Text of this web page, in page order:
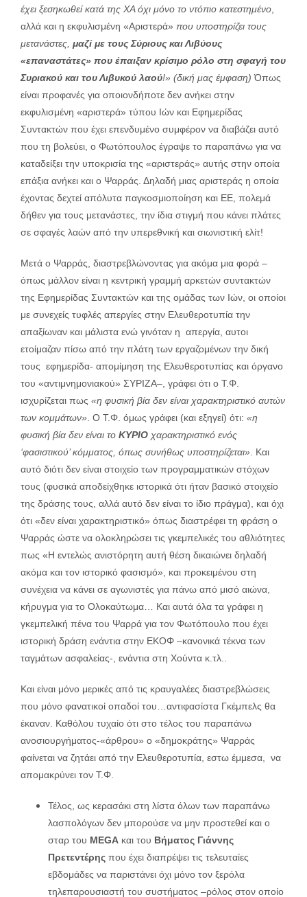
έχει ξεσηκωθεί κατά της ΧΑ όχι μόνο το ντόπιο κατεστημένο
αλλά και η εκφυλισμένη «Αριστερά» που υποστηρίζει τους
μετανάστες, μαζί με τους Σύριους και Λιβύους
«επαναστάτες» που έπαιξαν κρίσιμο ρόλο στη σφαγή του
Συριακού και του Λιβυκού λαού!» (δική μας έμφαση)Όπως
είναι προφανές για οποιονδήποτε δεν ανήκει στην
εκφυλισμένη «αριστερά» τύπου Ιών και Εφημερίδας
Συντακτών που έχει επενδυμένο συμφέρον να διαβάζει αυτό
που τη βολεύει, ο Φωτόπουλος έγραψε το παραπάνω για να
καταδείξει την υποκρισία της «αριστεράς» αυτής στην οποία
επάξια ανήκει και ο Ψαρράς. Δηλαδή μιας αριστεράς η οποία
έχοντας δεχτεί απόλυτα παγκοσμιοποίηση και ΕΕ, πολεμά
δήθεν για τους μετανάστες, την ίδια στιγμή που κάνει πλάτες
σε σφαγές λαών από την υπερεθνική και σιωνιστική ελίτ!
Μετά ο Ψαρράς, διαστρεβλώνοντας για ακόμα μια φορά –
όπως μάλλον είναι η κεντρική γραμμή αρκετών συντακτών
της Εφημερίδας Συντακτών και της ομάδας των Ιών, οι οποίοι
με συνεχείς τυφλές απεργίες στην Ελευθεροτυπία την
απαξίωναν και μάλιστα ενώ γινόταν η απεργία, αυτοι
ετοίμαζαν πίσω από την πλάτη των εργαζομένων την δική
τους εφημερίδα- απομίμηση της Ελευθεροτυπίας και όργανο
του «αντιμνημονιακού» ΣΥΡΙΖΑ–, γράφει ότι ο Τ.Φ.
ισχυρίζεται πως «η φυσική βία δεν είναι χαρακτηριστικό αυτών
των κομμάτων» . Ο Τ.Φ. όμως γράφει (και εξηγεί) ότι: «η
φυσική βία δεν είναι το ΚΥΡΙΟ χαρακτηριστικό ενός
‘φασιστικού’ κόμματος, όπως συνήθως υποστηρίζεται» . Και
αυτό διότι δεν είναι στοιχείο των προγραμματικών στόχων
τους (φυσικά αποδείχθηκε ιστορικά ότι ήταν βασικό στοιχείο
της δράσης τους, αλλά αυτό δεν είναι το ίδιο πράγμα), και όχι
ότι «δεν είναι χαρακτηριστικό» όπως διαστρέφει τη φράση ο
Ψαρράς ώστε να ολοκληρώσει τις γκεμπελικές του αθλιότητες
πως «Η εντελώς ανιστόρητη αυτή θέση δικαιώνει δηλαδή
ακόμα και τον ιστορικό φασισμό», και προκειμένου στη
συνέχεια να κάνει σε αγωνιστές για πάνω από μισό αιώνα,
κήρυγμα για το Ολοκαύτωμα… Και αυτά όλα τα γράφει η
γκεμπελική πένα του Ψαρρά για τον Φωτόπουλο που έχει
ιστορική δράση ενάντια στην ΕΚΟΦ –κανονικά τέκνα των
ταγμάτων ασφαλείας-, ενάντια στη Χούντα κ.τλ..
Και είναι μόνο μερικές από τις κραυγαλέες διαστρεβλώσεις
που μόνο φανατικοί οπαδοί του…αντιφασίστα Γκέμπελς θα
έκαναν. Καθόλου τυχαίο ότι στο τέλος του παραπάνω
ανοσιουργήματος-«άρθρου» ο «δημοκράτης» Ψαρράς
φαίνεται να ζητάει από την Ελευθεροτυπία, εστω έμμεσα, να
απομακρύνει τον Τ.Φ.
Τέλος, ως κερασάκι στη λίστα όλων των παραπάνω
λασπολόγων δεν μπορούσε να μην προστεθεί και ο
σταρ του MEGA και του Βήματος Γιάννης
Πρετεντέρης που έχει διαπρέψει τις τελευταίες
εβδομάδες να παριστάνει όχι μόνο τον ξερόλα
τηλεπαρουσιαστή του συστήματος –ρόλος στον οποίο